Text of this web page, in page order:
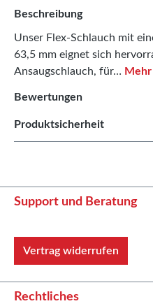
Beschreibung
Unser Flex-Schlauch mit
63,5 mm eignet sich
Ansaugschlauch, für… Mehr
Bewertungen
Produktsicherheit
Support und Beratung
Vertrag widerrufen
Rechtliches